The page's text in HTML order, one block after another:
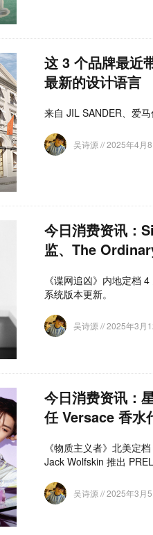
这 3 个品牌最近
最新的设计语言
来自 JIL SANDER、爱马
吴诗源 // 2025年4月
今日消费资讯：
监、The
《谍网追凶》内地定档
系统版本更新。
吴诗源 // 2025年3月
今日消费资讯：
任 Versace 香水
《物质主义者》北美定
Jack Wolfskin 推出
吴诗源 // 2025年3月